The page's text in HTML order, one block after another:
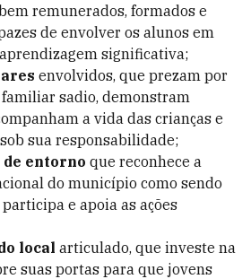
remunerados, formados e
de envolver os alunos em
significativa;
envolvidos, que prezam por
sadio, demonstram
a vida das crianças e
sua responsabilidade;
de entorno que reconhece a
do município como sendo
e apoia as ações
local articulado, que investe na
suas portas para que jovens